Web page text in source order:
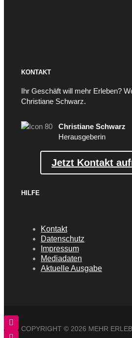
KONTAKT
Ihr Geschäft will mehr Erleben?
Christiane Schwarz.
Christiane Schwarz
Herausgeberin
Jetzt Kontakt
HILFE
Kontakt
Datenschutz
Impressum
Mediadaten
Aktuelle Ausgabe
COPYRIGHT © 2026 MEHR